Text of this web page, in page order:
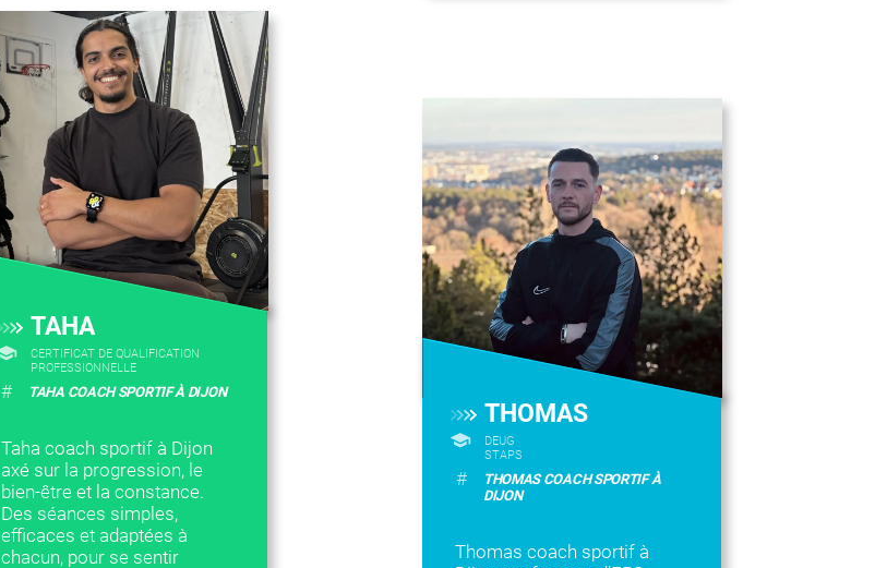
TAHA
CERTIFICAT DE QUALIFICATION
PROFESSIONNELLE
# TAHA COACH SPORTIF À DIJON
Taha coach sportif à Dijon
axé sur la progression, le
bien-être et la constance.
Des séances simples,
efficaces et adaptées à
chacun, pour se sentir
THOMAS
DEUG
STAPS
#
THOMAS COACH SPORTIF À
DIJON
Thomas coach sportif à